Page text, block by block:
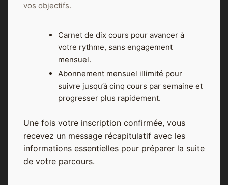
vos objectifs.
Carnet de dix cours pour avancer à
votre rythme, sans engagement
mensuel.
Abonnement mensuel illimité pour
suivre jusqu’à cinq cours par semaine et
progresser plus rapidement.
Une fois votre inscription confirmée, vous
recevez un message récapitulatif avec les
informations essentielles pour préparer la suite
de votre parcours.